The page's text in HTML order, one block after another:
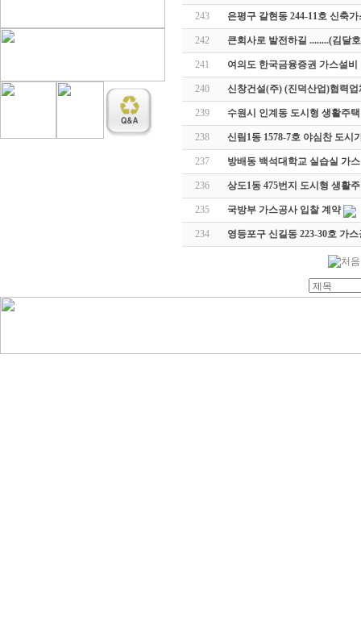
243 은평구 갈현동 244-11호 신축
242 큰회사로 발전하길 ........(김달
241 여의도 한국금융증권 가스설비
240 신창건설(주) (진덕산업)협력업
239 수원시 인계동 도시형 생활주
238 신림1동 1578-7호 야심찬 도시
237 방배동 백석대학교 실습실 가
236 상도1동 475번지 도시형 생활
235 국방부 가스공사 입찰 계약
234 영등포구 신길동 223-30호 가